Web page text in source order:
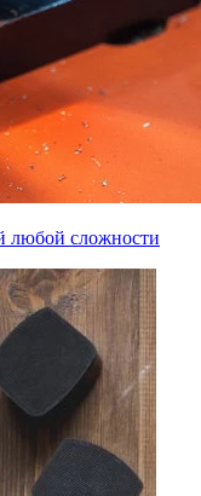
любой сложности